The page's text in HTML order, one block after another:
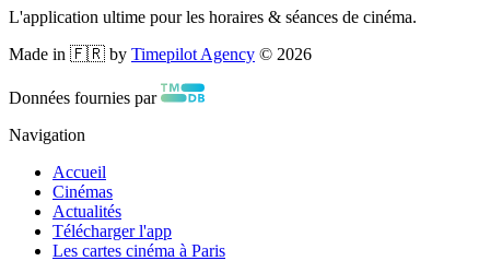
L'application ultime pour les horaires & séances de cinéma.
Made in 🇫🇷 by Timepilot Agency © 2026
Données fournies par
Navigation
Accueil
Cinémas
Actualités
Télécharger l'app
Les cartes cinéma à Paris